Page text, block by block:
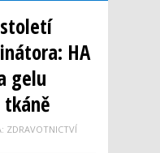
HA
gelu
ZDRAVOTNICTVÍ